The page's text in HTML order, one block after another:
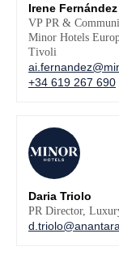
Irene Fernández
VP PR &
Minor Hotels
Tivoli
+34 619 267 690
Daria Triolo
PR Director,